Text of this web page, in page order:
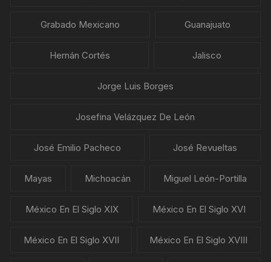
Grabado Mexicano Guanajuato
Hernán Cortés Jalisco
Jorge Luis Borges
Josefina Velázquez De León
José Emilio Pacheco José Revueltas
Mayas Michoacán Miguel León-Portilla
México En El Siglo XIX México En El Siglo XVI
México En El Siglo XVII México En El Siglo XVIII